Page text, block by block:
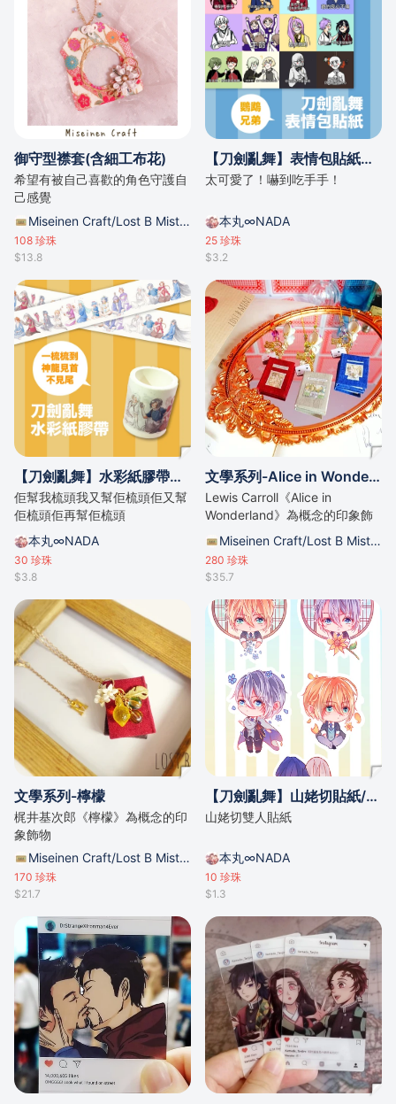
御守型襟套(含細工布花)
希望有被自己喜歡的角色守護自
己感覺
Miseinen Craft/Lost B Mist的攤位
108 珍珠
$13.8
【刀劍亂舞】表情包貼紙「鸚鵡兄弟表情包」/by .da
太可愛了！嚇到吃手手！
本丸∞NADA
25 珍珠
$3.2
【刀劍亂舞】水彩紙膠帶「一梳梳到神龍見首不見尾」/by .da
佢幫我梳頭我又幫佢梳頭佢又幫
佢梳頭佢再幫佢梳頭
本丸∞NADA
30 珍珠
$3.8
文學系列-Alice in Wonderland
Lewis Carroll《Alice in
Wonderland》為概念的印象飾
Miseinen Craft/Lost B Mist的攤位
280 珍珠
$35.7
文學系列-檸檬
梶井基次郎《檸檬》為概念的印
象飾物
Miseinen Craft/Lost B Mist的攤位
170 珍珠
$21.7
【刀劍亂舞】山姥切貼紙/by 奈つき
山姥切雙人貼紙
本丸∞NADA
10 珍珠
$1.3